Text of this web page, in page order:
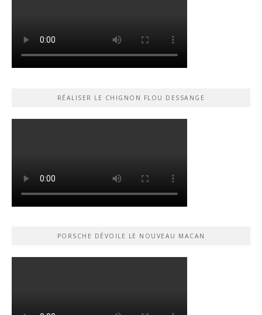
RÉALISER LE CHIGNON FLOU DESSANGE
PORSCHE DÉVOILE LE NOUVEAU MACAN